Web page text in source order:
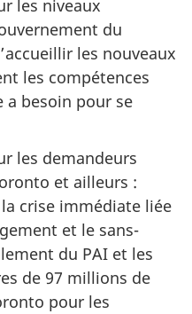
les niveaux
du
les nouveaux
les compétences
besoin pour se
les demandeurs
et ailleurs :
crise immédiate liée
et le sans-
du PAI et les
de 97 millions de
pour les